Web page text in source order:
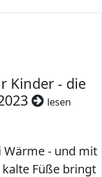
Kinder - die
lesen
Wärme - und mit
Füße bringt